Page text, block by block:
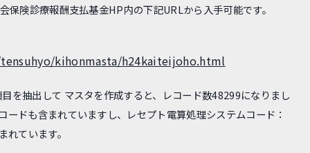
険診療報酬支払基金HP内の下記URLから入手可能です。
kihonmasta/h24kaiteijoho.html
を抽出して マスタを作成すると、レコード数48299になりまし
ドも含まれていますし、レセプト電算処理システムコード：
ています。